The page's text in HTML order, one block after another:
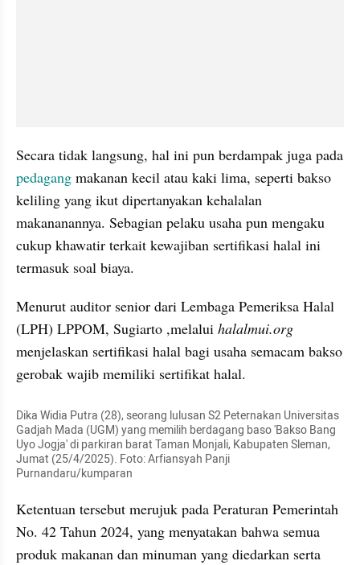
pedagang makanan kecil atau kaki lima, seperti bakso
keliling yang ikut dipertanyakan kehalalan
makananannya. Sebagian pelaku usaha pun mengaku
cukup khawatir terkait kewajiban sertifikasi halal ini
termasuk soal biaya.
Menurut auditor senior dari Lembaga Pemeriksa Halal
(LPH) LPPOM, Sugiarto ,melalui
menjelaskan sertifikasi halal bagi usaha semacam bakso
gerobak wajib memiliki sertifikat halal.
Dika Widia Putra (28), seorang lulusan S2 Peternakan Universitas
Gadjah Mada (UGM) yang memilih berdagang baso 'Bakso Bang
Uyo Jogja' di parkiran barat Taman Monjali, Kabupaten Sleman,
Jumat (25/4/2025). Foto: Arfiansyah Panji
Purnandaru/kumparan
Ketentuan tersebut merujuk pada Peraturan Pemerintah
No. 42 Tahun 2024, yang menyatakan bahwa semua
produk makanan dan minuman yang diedarkan serta